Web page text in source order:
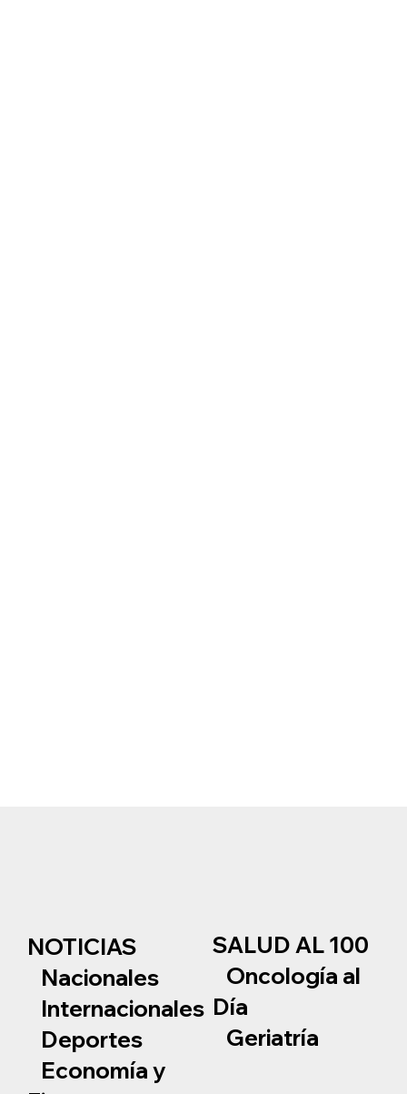
NOTICIAS
Nacionales
Internacionales
Deportes
Economía y
SALUD AL 100
Oncología al
Día
Geriatría